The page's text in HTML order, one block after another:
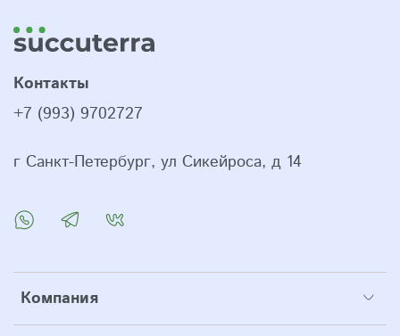
Компания
Контакты
+7 (993) 9702727
г Санкт-Петербург, ул Сикейроса, д 14